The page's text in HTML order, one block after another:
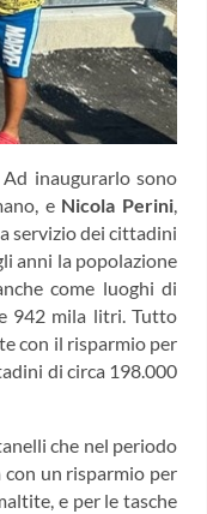
inaugurarlo sono
e Nicola Perini
servizio dei cittadini
anni la popolazione
come luoghi di
942 mila litri. Tutto
con il risparmio per
di circa 198.000
che nel periodo
un risparmio per
e per le tasche